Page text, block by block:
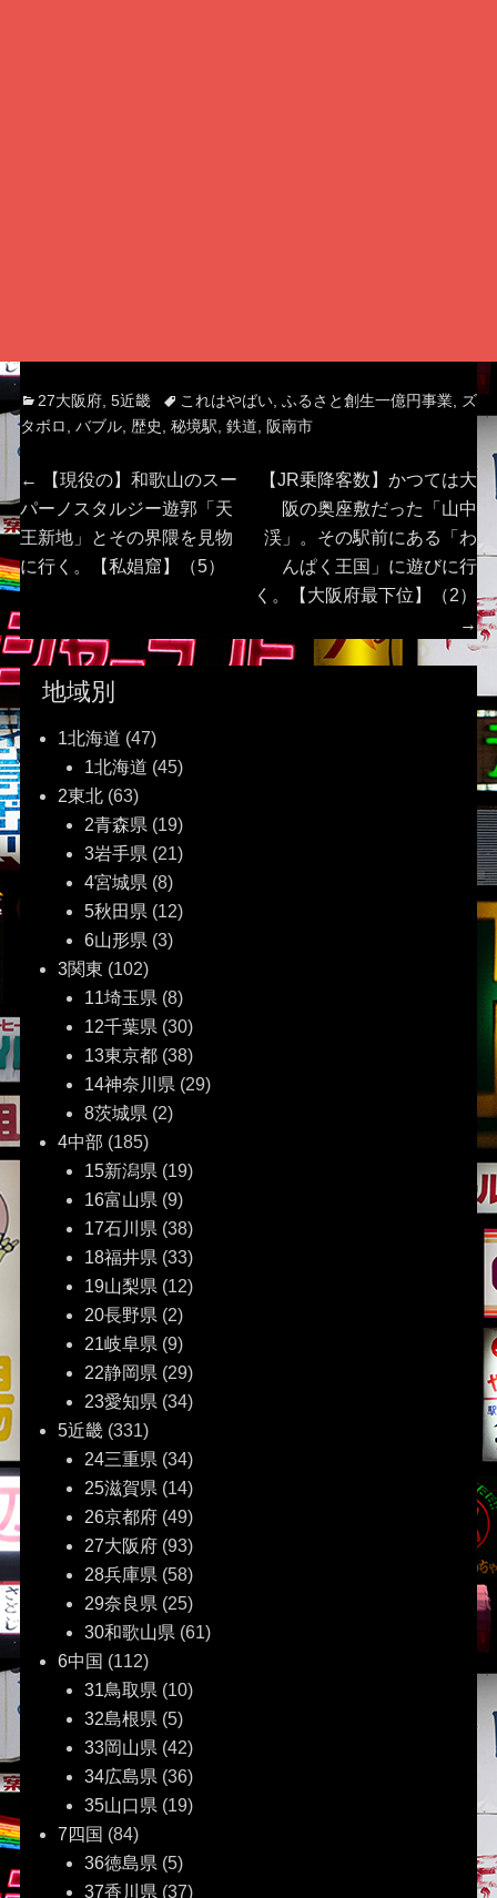
Categories
27大阪府, 5近畿 Tagsこれはやばい, ふるさと創生一億円事業, ズ
タボロ, バブル, 歴史, 秘境駅, 鉄道, 阪南市
投
稿
ナ
ビ
ゲ
ー
シ
ョ
ン
←
Previous
post:
【現役の】和歌山のスー
パーノスタルジー遊郭「天
王新地」とその界隈を見物
に行く。【私娼窟】（5）
Next
post:
【JR乗降客数】かつては大
阪の奥座敷だった「山中
渓」。その駅前にある「わ
んぱく王国」に遊びに行
く。【大阪府最下位】（2）
→
地域別
1北海道 (47)
1北海道 (45)
2東北(63)
2青森県 (19)
3岩手県 (21)
4宮城県 (8)
5秋田県 (12)
6山形県 (3)
3関東 (102)
11埼玉県 (8)
12千葉県 (30)
13東京都(38)
14神奈川県 (29)
8茨城県 (2)
4中部 (185)
15新潟県 (19)
16富山県 (9)
17石川県 (38)
18福井県 (33)
19山梨県 (12)
20長野県 (2)
21岐阜県 (9)
22静岡県 (29)
23愛知県 (34)
5近畿(331)
24三重県 (34)
25滋賀県 (14)
26京都府(49)
27大阪府(93)
28兵庫県 (58)
29奈良県 (25)
30和歌山県 (61)
6中国 (112)
31鳥取県 (10)
32島根県 (5)
33岡山県 (42)
34広島県 (36)
35山口県 (19)
7四国 (84)
36徳島県 (5)
37香川県 (37)